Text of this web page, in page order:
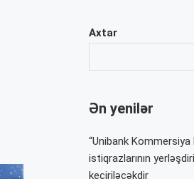
Axtar
Ən yenilər
“Unibank Kommersiya
istiqrazlarının
keçiriləcəkdir